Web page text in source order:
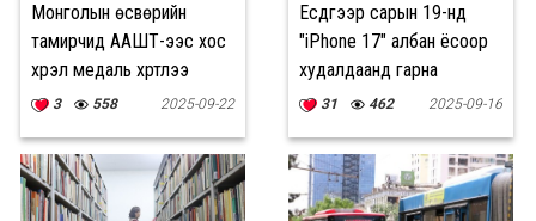
Монголын өсвөрийн
тамирчид ААШТ-ээс хос
хүрэл медаль хүртлээ
3 558 2025-09-22
Есдүгээр сарын 19-нд
"iPhone 17" албан ёсоор
худалдаанд гарна
31 462 2025-09-16